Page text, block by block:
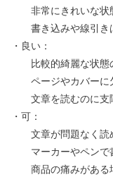
非常にきれいな状
書き込みや線引き
・良い：
比較的綺麗な状態
ページやカバーに
文章を読むのに支
・可：
文章が問題なく読
マーカーやペンで書
商品の痛みがある